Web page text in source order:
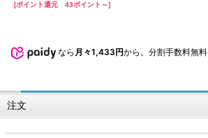
[ポイント還元 43ポイント～]
なら 月々1,433円から。分割手数料無料
注文